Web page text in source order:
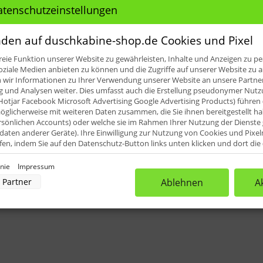
HSK Solida Gleittür
Pos. 33, 34, 35)
(1.000 mm). Diese können dann vor Ort an die
auf duschkabine-shop.de Cookies und Pixel
Funktion unserer Website zu gewährleisten, Inhalte und Anzeigen zu
Medien anbieten zu können und die Zugriffe auf unserer Website zu
wir Informationen zu Ihrer Verwendung unserer Website an unsere
und Analysen weiter. Dies umfasst auch die Erstellung pseudonymer
Facebook Microsoft Advertising Google Advertising Products) führen
mit weiteren Daten zusammen, die Sie ihnen bereitgestellt
Accounts) oder welche sie im Rahmen Ihrer Nutzung der
anderer Geräte). Ihre Einwilligung zur Nutzung von Cookies und
indem Sie auf den Datenschutz-Button links unten klicken und dort
durch unsere Partner:
Daten zur Auswahl von Werbeanzeigen
für personalisierte Werbung
Impressum
Partner Ablehnen